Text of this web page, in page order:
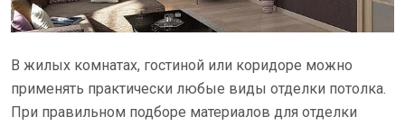
В жилых комнатах, гостиной или коридоре можно
применять практически любые виды отделки потолка.
При правильном подборе материалов для отделки